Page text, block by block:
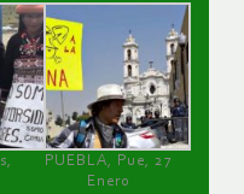
PUEBLA, Pue, 27
Enero